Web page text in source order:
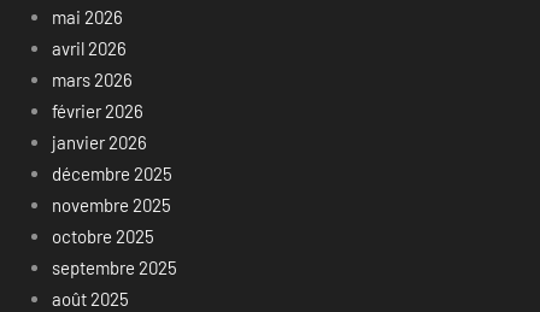
mai 2026
avril 2026
mars 2026
février 2026
janvier 2026
décembre 2025
novembre 2025
octobre 2025
septembre 2025
août 2025